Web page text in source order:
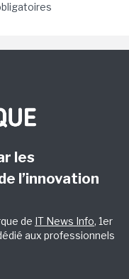
les
l’innovation
de IT News Info, 1er
aux professionnels